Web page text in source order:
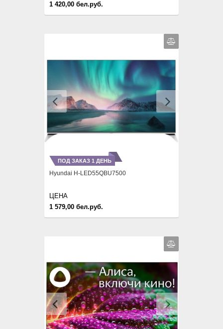
1 420,00 бел.руб.
Previous
ПОД ЗАКАЗ 1 ДЕНЬ
Hyundai H-LED55QBU7500
1 579,00 бел.руб.
ЦЕНА
Previous Next